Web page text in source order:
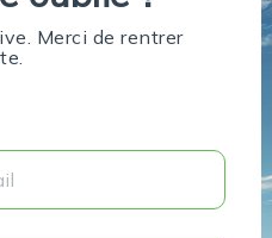
Merci de rentrer